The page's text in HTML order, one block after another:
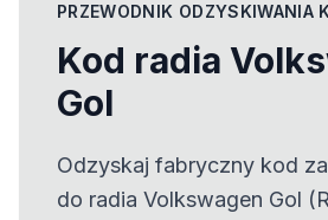
PRZEWODNIK ODZYSKIWANIA
Kod radia
Gol
Odzyskaj fabryczny kod
do radia Volkswagen Gol